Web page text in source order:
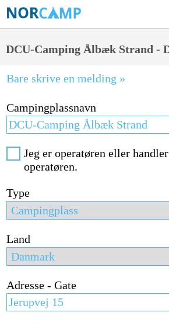
DCU-Camping Ålbæk Strand -
Bare skrive en melding »
Campingplassnavn
Jeg er operatøren eller
operatøren.
Type
Land
Adresse - Gate